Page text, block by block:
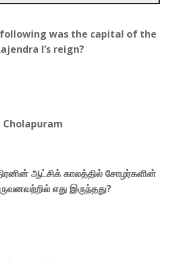
was the capital of the
I’s reign?
Cholapuram
ஆட்சிக் காலத்தில் சோழர்களின்
எது இருந்தது?